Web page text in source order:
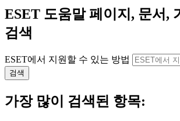
ESET 도움말 페이지, 문서,
검색
ESET에서 지원할 수 있는 방법
검색
가장 많이 검색된 항목: